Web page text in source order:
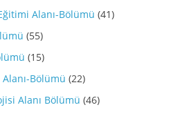
Alanı-Bölümü (41)
(55)
(15)
Bölümü (22)
Alanı Bölümü (46)